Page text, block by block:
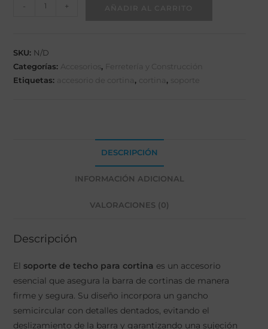
- +
SKU: N/D
Categorías: Accesorios ,
Ferretería y Construcción
Etiquetas: accesorio de cortina, cortina, soporte
DESCRIPCIÓN
INFORMACIÓN ADICIONAL
VALORACIONES (0)
Descripción
El soporte de techo para cortina es un accesorio
esencial que asegura la barra de cortinas de manera
firme y segura. Su diseño incorpora un gancho
semicircular con detalles dentados, evitando el
deslizamiento de la barra y garantizando una sujeción